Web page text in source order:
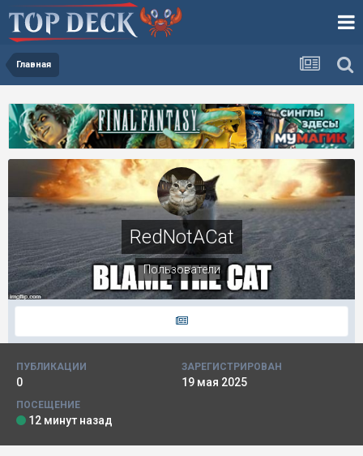
Главная
RedNotACat
Пользователи
ПУБЛИКАЦИИ
0
ЗАРЕГИСТРИРОВАН
19 мая 2025
ПОСЕЩЕНИЕ
12 минут назад